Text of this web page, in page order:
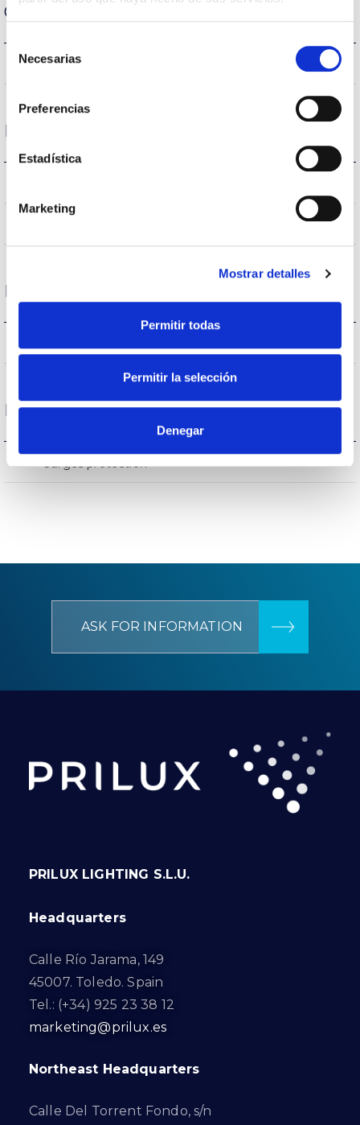
Selección
Necesarias
Preferencias
Estadística
Marketing
Mostrar detalles
Permitir todas
Permitir la selección
Denegar
Optical data
Opening angle 180
Housing and Finish
White
Funcionament condition
Protections
Surges protection
ASK FOR INFORMATION
PRILUX LIGHTING S.L.U.
Headquarters
Calle Río Jarama, 149
45007. Toledo. Spain
Tel.: (+34) 925 23 38 12
marketing@prilux.es
Northeast Headquarters
Calle Del Torrent Fondo, s/n